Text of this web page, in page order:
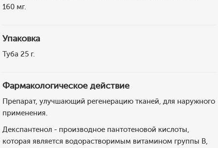
160 мг.
Упаковка
Туба 25 г.
Фармакологическое действие
Препарат, улучшающий регенерацию тканей, для наружного
применения.
Декспантенол - производное пантотеновой кислоты,
которая является водорастворимым витамином группы В,